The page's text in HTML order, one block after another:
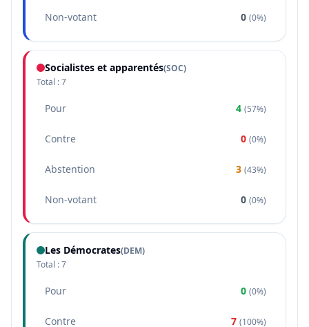
Non-votant 0 (0%)
Socialistes et apparentés(SOC)
Total :7
Pour 4 (57%)
Contre 0 (0%)
Abstention 3 (43%)
Non-votant 0 (0%)
Les Démocrates(DEM)
Total :7
Pour 0 (0%)
Contre 7 (100%)